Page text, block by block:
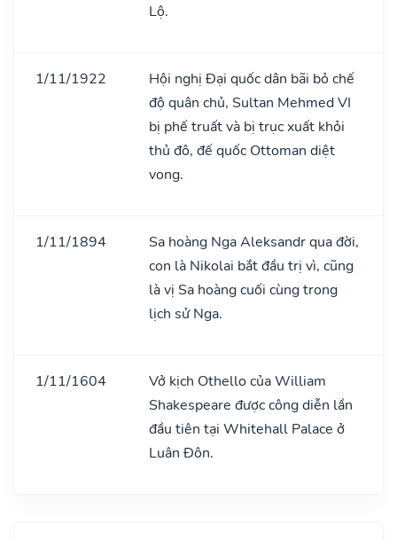
Lộ.
1/11/1922
Hội nghị Đại quốc dân bãi bỏ chế
độ quân chủ, Sultan Mehmed VI
bị phế truất và bị trục xuất khỏi
thủ đô, đế quốc Ottoman diệt
vong.
1/11/1894
Sa hoàng Nga Aleksandr qua đời,
con là Nikolai bắt đầu trị vì, cũng
là vị Sa hoàng cuối cùng trong
lịch sử Nga.
1/11/1604
Vở kịch Othello của William
Shakespeare được công diễn lần
đầu tiên tại Whitehall Palace ở
Luân Đôn.